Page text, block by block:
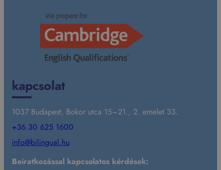
l
i
n
t
kapcsolat
1037 Budapest, Bokor utca 15–21., 2. emelet 33.
+36 30 625 1600
info@bilingual.hu
Beiratkozással kapcsolatos kérdések: